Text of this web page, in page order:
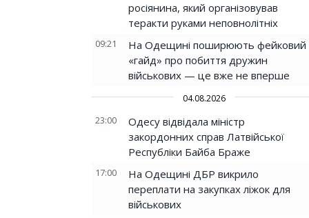
росіянина, який організовував
теракти руками неповнолітніх
09:21
На Одещині поширюють фейковий
«гайд» про побиття дружин
військових — це вже не вперше
04.08.2026
23:00
Одесу відвідала міністр
закордонних справ Латвійської
Республіки Байба Браже
17:00
На Одещині ДБР викрило
переплати на закупках ліжок для
військових